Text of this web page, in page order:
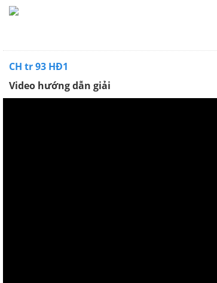
CH tr 93 HĐ1
Video hướng dẫn giải